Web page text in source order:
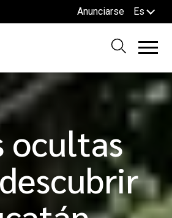
Anunciarse Es
de